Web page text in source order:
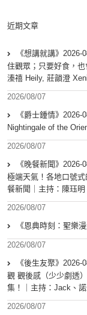
近期文章
《想講就講》
住觀眾；只要好食，
溱禧 Heily, 莊韻澄
2026/08/07
《爵士鍾情》
Nightingale of the
2026/08/07
《晚餐新聞》
極端天氣！各地口號
餐新聞｜主持：陳珏明
2026/08/07
《恩典時刻：聖樂
2026/08/07
《後生友聚》
觀 觀後感（少少劇透
集！｜主持：Jack、
2026/08/07